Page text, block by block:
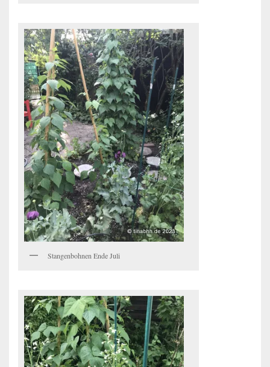
Stangenbohnen Ende Juli